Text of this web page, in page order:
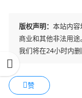
版权声明： 本站内
商业和其他非法用途
我们将在24小时内删
赞